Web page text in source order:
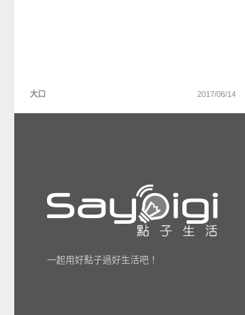
大口 2017/06/14
一起用好點子過好生活吧！